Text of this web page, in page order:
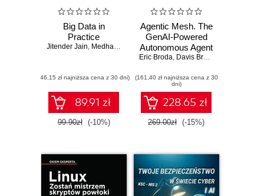
Big Data in
Practice
Jitender Jain, Medha Gupta
(46,15 zł najniższa cena z 30 dni)
89.91 zł
99.90zł (-10%)
Agentic Mesh. The
GenAI-Powered
Autonomous Agent
Ecosystem
Eric Broda, Davis Broda
(161,40 zł najniższa cena z 30
dni)
228.65 zł
269.00zł (-15%)